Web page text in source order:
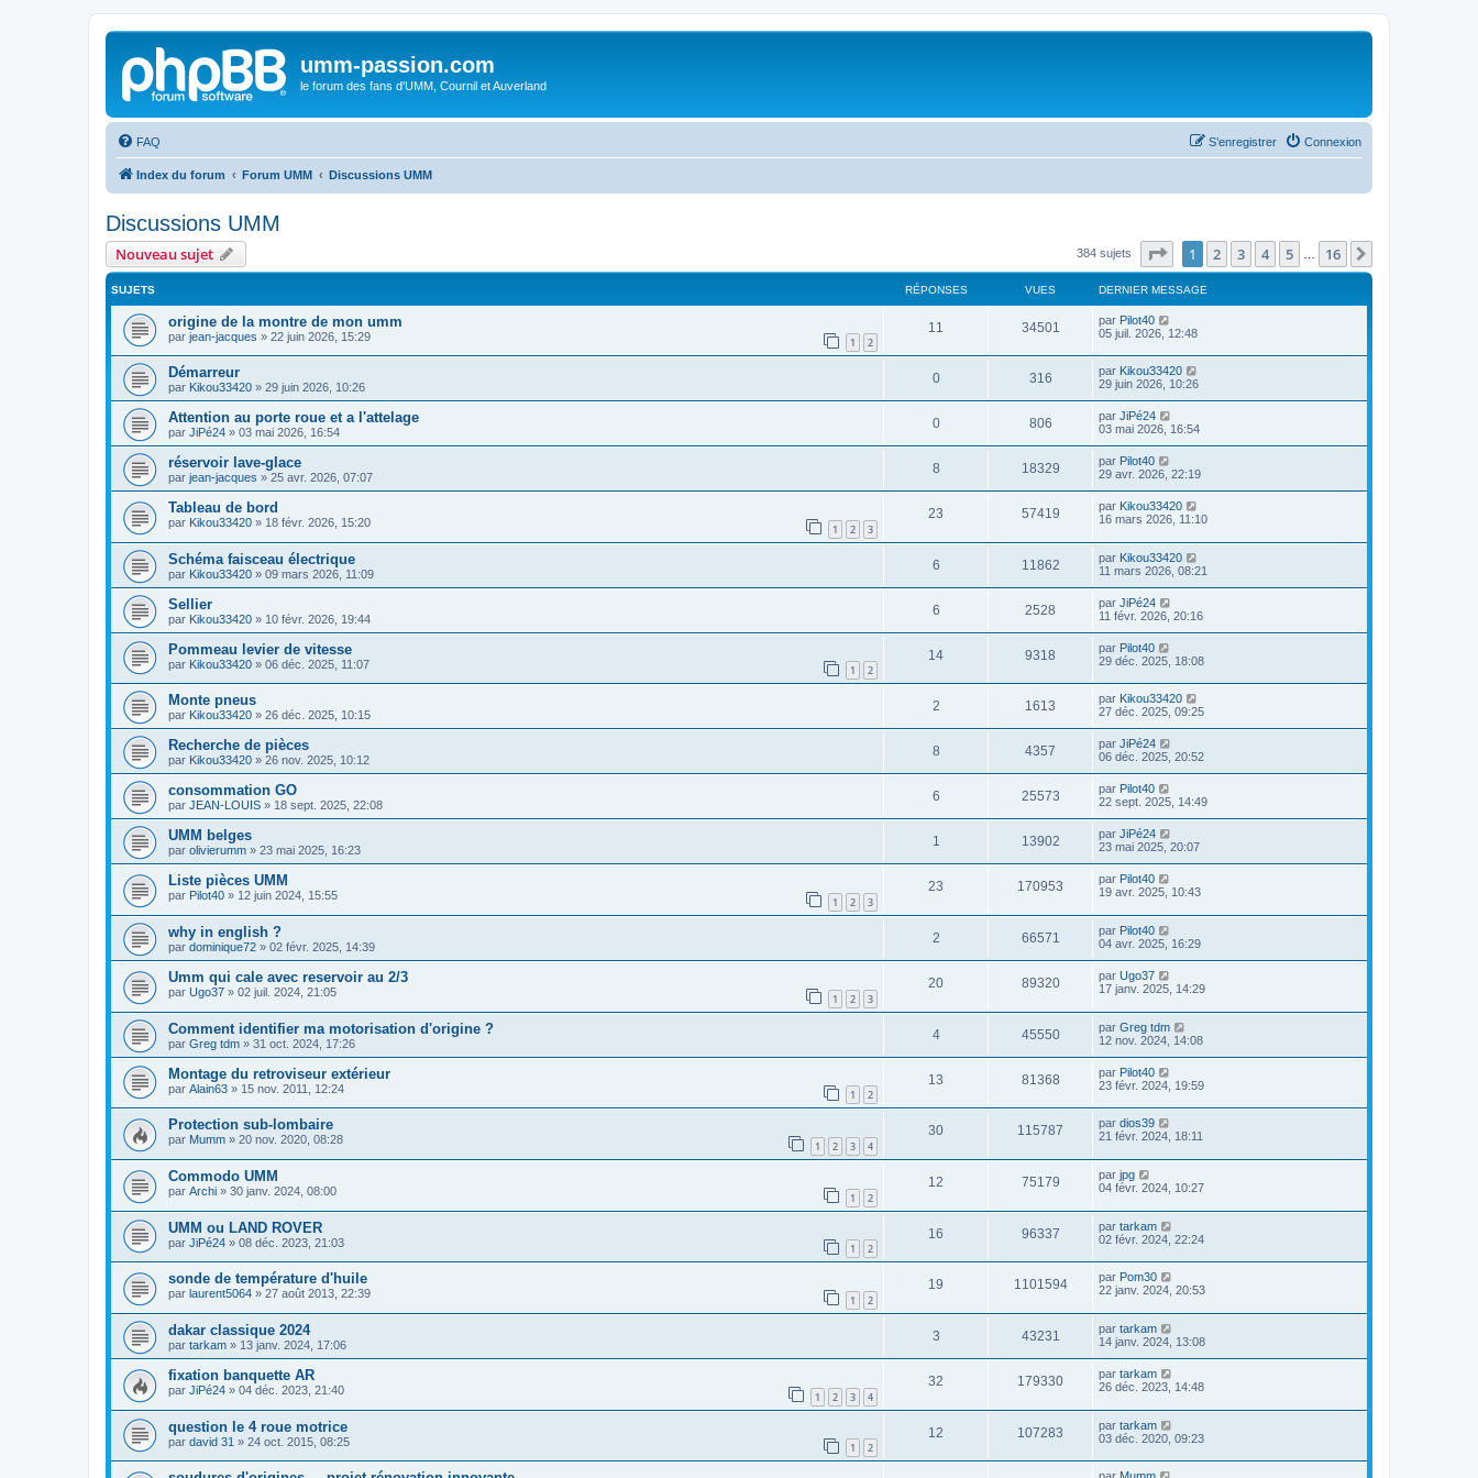
umm-passion.com
le forum des fans d'UMM, Cournil et Auverland
FAQ Connexion
S’enregistrer
Index du forum Forum UMM Discussions UMM
Discussions UMM
Nouveau sujet 384 sujets Page sur16
1 2 3 4 5 16
SUJETS RÉPONSES VUES DERNIER MESSAGE
origine de la montre de mon umm
par jean-jacques » 22 juin 2026, 15:29 1 2
11 34501 par Pilot40
05 juil. 2026, 12:48
Démarreur
par Kikou33420 » 29 juin 2026, 10:26
0 316 par Kikou33420
29 juin 2026, 10:26
Attention au porte roue et a l'attelage
par JiPé24 » 03 mai 2026, 16:54
0 806 par JiPé24
03 mai 2026, 16:54
réservoir lave-glace
par jean-jacques » 25 avr. 2026, 07:07
8 18329 par Pilot40
29 avr. 2026, 22:19
Tableau de bord
par Kikou33420 » 18 févr. 2026, 15:20 1 2 3
23 57419 par Kikou33420
16 mars 2026, 11:10
Schéma faisceau électrique
par Kikou33420 » 09 mars 2026, 11:09
6 11862 par Kikou33420
11 mars 2026, 08:21
Sellier
par Kikou33420 » 10 févr. 2026, 19:44
6 2528 par JiPé24
11 févr. 2026, 20:16
Pommeau levier de vitesse
par Kikou33420 » 06 déc. 2025, 11:07 1 2
14 9318 par Pilot40
29 déc. 2025, 18:08
Monte pneus
par Kikou33420 » 26 déc. 2025, 10:15
2 1613 par Kikou33420
27 déc. 2025, 09:25
Recherche de pièces
par Kikou33420 » 26 nov. 2025, 10:12
8 4357 par JiPé24
06 déc. 2025, 20:52
consommation GO
par JEAN-LOUIS » 18 sept. 2025, 22:08
6 25573 par Pilot40
22 sept. 2025, 14:49
UMM belges
par olivierumm » 23 mai 2025, 16:23
1 13902 par JiPé24
23 mai 2025, 20:07
Liste pièces UMM
par Pilot40 » 12 juin 2024, 15:55 1 2 3
23 170953 par Pilot40
19 avr. 2025, 10:43
why in english ?
par dominique72 » 02 févr. 2025, 14:39
2 66571 par Pilot40
04 avr. 2025, 16:29
Umm qui cale avec reservoir au 2/3
par Ugo37 » 02 juil. 2024, 21:05 1 2 3
20 89320 par Ugo37
17 janv. 2025, 14:29
Comment identifier ma motorisation d'origine ?
par Greg tdm » 31 oct. 2024, 17:26
4 45550 par Greg tdm
12 nov. 2024, 14:08
Montage du retroviseur extérieur
par Alain63 » 15 nov. 2011, 12:24 1 2
13 81368 par Pilot40
23 févr. 2024, 19:59
Protection sub-lombaire
par Mumm » 20 nov. 2020, 08:28 1 2 3 4
30 115787 par dios39
21 févr. 2024, 18:11
Commodo UMM
par Archi » 30 janv. 2024, 08:00 1 2
12 75179 par jpg
04 févr. 2024, 10:27
UMM ou LAND ROVER
par JiPé24 » 08 déc. 2023, 21:03 1 2
16 96337 par tarkam
02 févr. 2024, 22:24
sonde de température d'huile
par laurent5064 » 27 août 2013, 22:39 1 2
19 1101594 par Pom30
22 janv. 2024, 20:53
dakar classique 2024
par tarkam » 13 janv. 2024, 17:06
3 43231 par tarkam
14 janv. 2024, 13:08
fixation banquette AR
par JiPé24 » 04 déc. 2023, 21:40 1 2 3 4
32 179330 par tarkam
26 déc. 2023, 14:48
question le 4 roue motrice
par david 31 » 24 oct. 2015, 08:25 1 2
12 107283 par tarkam
03 déc. 2020, 09:23